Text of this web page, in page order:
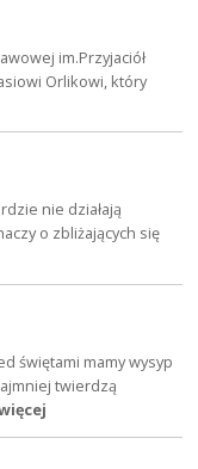
im.Przyjaciół
Orlikowi, który
nie działają
o zbliżających się
świętami mamy wysyp
twierdzą